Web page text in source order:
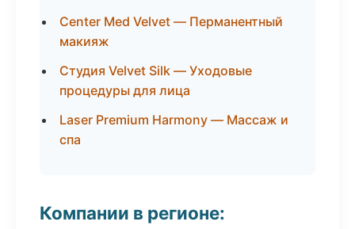
Center Med Velvet — Перманентный
макияж
Студия Velvet Silk — Уходовые
процедуры для лица
Laser Premium Harmony — Массаж и
спа
Компании в регионе: